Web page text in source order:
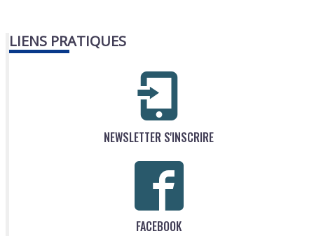
LIENS PRATIQUES
NEWSLETTER S'INSCRIRE
FACEBOOK